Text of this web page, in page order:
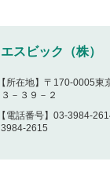
エスビック（株）
【所在地】〒170-0005東
３－３９－２
【電話番号】03-3984-
3984-2615